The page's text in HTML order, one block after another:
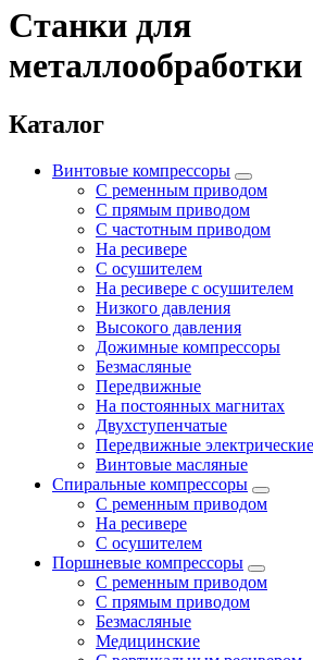
Станки для
металлообработки
Каталог
Винтовые компрессоры
С ременным приводом
С прямым приводом
С частотным приводом
На ресивере
С осушителем
На ресивере с осушителем
Низкого давления
Высокого давления
Дожимные компрессоры
Безмасляные
Передвижные
На постоянных магнитах
Двухступенчатые
Передвижные электрические
Винтовые масляные
Спиральные компрессоры
С ременным приводом
На ресивере
С осушителем
Поршневые компрессоры
С ременным приводом
С прямым приводом
Безмасляные
Медицинские